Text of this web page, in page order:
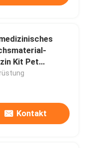
Kit Pet
Kontakt